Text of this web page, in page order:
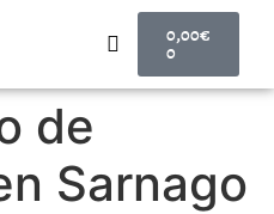
0,00€
0
de
Sarnago